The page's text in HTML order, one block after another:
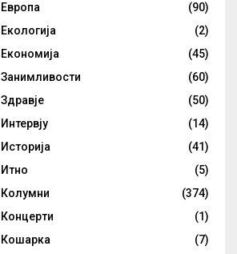
Европа
(90)
Екологија
(2)
Економија
(45)
Занимливости
(60)
Здравје
(50)
Интервју
(14)
Историја
(41)
Итно
(5)
Колумни
(374)
Концерти
(1)
Кошарка
(7)